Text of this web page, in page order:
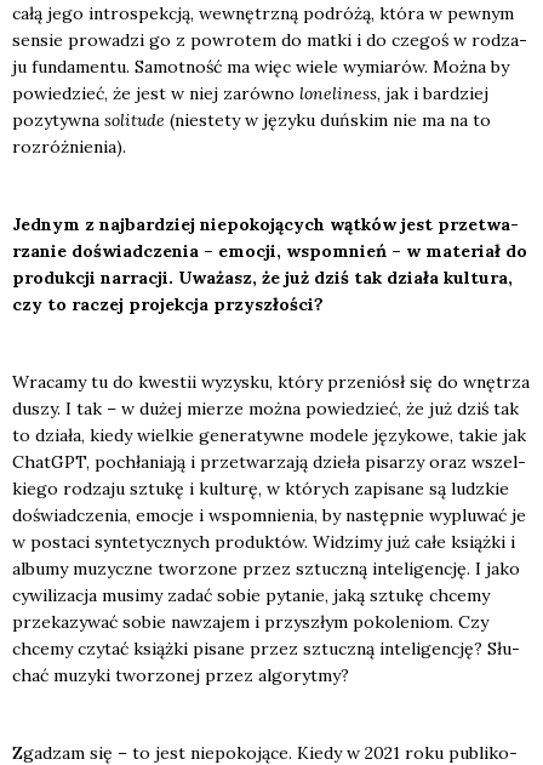
całą jego intro­spek­cją, wewnętrz­ną podró­żą, któ­ra w pew­nym
sen­sie pro­wa­dzi go z powro­tem do mat­ki i do cze­goś w rodza­
ju fun­da­men­tu. Samot­ność ma więc wie­le wymia­rów. Moż­na by
powie­dzieć, że jest w niej zarów­no lone­li­ness, jak i bar­dziej
pozy­tyw­na soli­tu­de (nie­ste­ty w języ­ku duń­skim nie ma na to
roz­róż­nie­nia).
Jed­nym z naj­bar­dziej nie­po­ko­ją­cych wątków jest prze­twa­
rza­nie doświad­cze­nia – emo­cji, wspo­mnień – w mate­riał do
pro­duk­cji nar­ra­cji. Uwa­żasz, że już dziś tak dzia­ła kul­tu­ra,
czy to raczej pro­jek­cja przy­szłości?
Wra­ca­my tu do kwe­stii wyzy­sku, któ­ry prze­niósł się do wnę­trza
duszy. I tak – w dużej mie­rze moż­na powie­dzieć, że już dziś tak
to dzia­ła, kie­dy wiel­kie gene­ra­tyw­ne mode­le języ­ko­we, takie jak
ChatGPT, pochła­nia­ją i prze­twa­rza­ją dzie­ła pisa­rzy oraz wszel­
kie­go rodza­ju sztu­kę i kul­tu­rę, w któ­rych zapi­sa­ne są ludz­kie
doświad­cze­nia, emo­cje i wspo­mnie­nia, by następ­nie wyplu­wać je
w posta­ci syn­te­tycz­nych pro­duk­tów. Widzi­my już całe książ­ki i
albu­my muzycz­ne two­rzo­ne przez sztucz­ną inte­li­gen­cję. I jako
cywi­li­za­cja musi­my zadać sobie pyta­nie, jaką sztu­kę chce­my
prze­ka­zy­wać sobie nawza­jem i przy­szłym poko­le­niom. Czy
chce­my czy­tać książ­ki pisa­ne przez sztucz­ną inte­li­gen­cję? Słu­
chać muzy­ki two­rzo­nej przez algo­ryt­my?
Zga­dzam się – to jest nie­po­ko­ją­ce. Kie­dy w 2021 roku publi­ko­